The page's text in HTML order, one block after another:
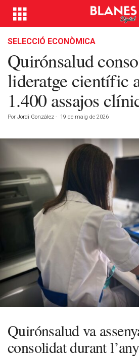
SELECCIÓ ECONÒMICA
Quirónsalud
lideratge científic
1.400 assajos
Por Jordi González - 19 de maig de 2026
Quirónsalud va
consolidat durant